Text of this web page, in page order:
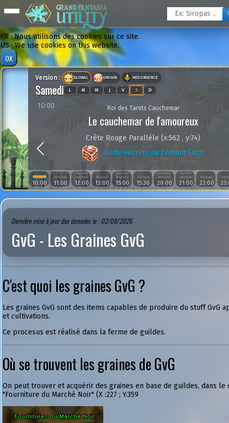
FR : Nous utilisons des cookies sur ce site.
US : We use cookies on this website.
10:00 11:00 12:00 13:00 15:00 15:30 20:00 21:00 22:00
Version : GLOBAL ORIGIN RESURGENCE
Samedi L M M J V S D
Roi des Tarots Cauchemar
Le cauchemar de l'amoureux
10:00
Crête Rouge Parallèle (x:562 , y:74)
Boîte Secrète de l'Amant Tarot
Dernière mise à jour des données le : 02/08/2026
GvG - Les Graines GvG
C'est quoi les graines GvG ?
Les graines GvG sont des items capables de produire du stuff GvG
et cultivations.
Ce procesus est réalisé dans la ferme de guildes.
Où se trouvent les graines de GvG
On peut trouver et acquérir des graines en base de guildes, dans le
"Fourniture du Marché Noir" (X :227 ; Y:359